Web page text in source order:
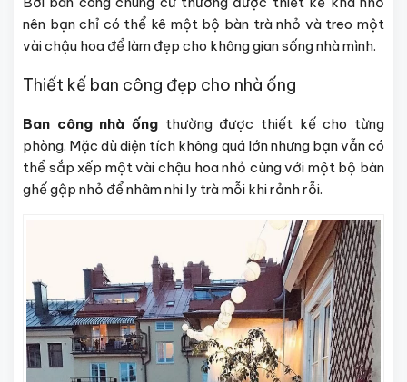
nên bạn chỉ có thể kê một bộ bàn trà nhỏ và treo một
vài chậu hoa để làm đẹp cho không gian sống nhà mình.
Thiết kế ban công đẹp cho nhà ống
Ban công nhà ống thường được thiết kế cho từng
phòng. Mặc dù diện tích không quá lớn nhưng bạn vẫn có
thể sắp xếp một vài chậu hoa nhỏ cùng với một bộ bàn
ghế gập nhỏ để nhâm nhi ly trà mỗi khi rảnh rỗi.